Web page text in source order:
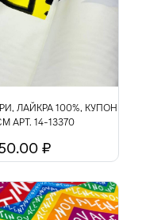
ЛАЙКРА 100%, КУПОН
АРТ. 14-13370
₽